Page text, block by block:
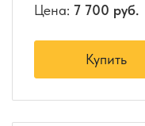
Цена: 7 700 руб.
Купить